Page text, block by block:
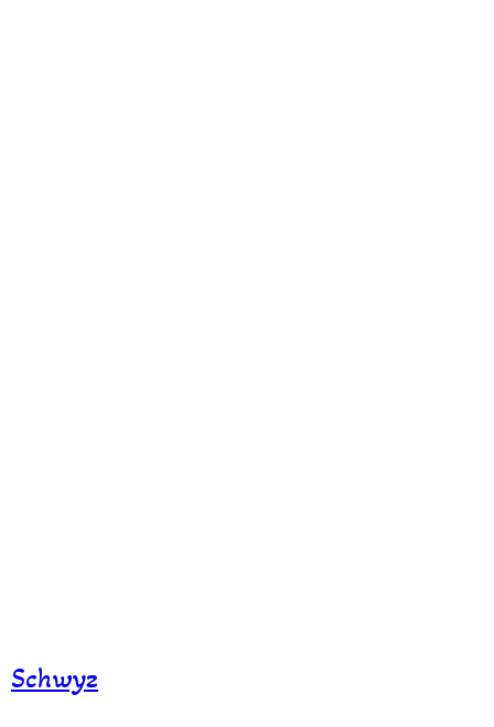
Schwyz